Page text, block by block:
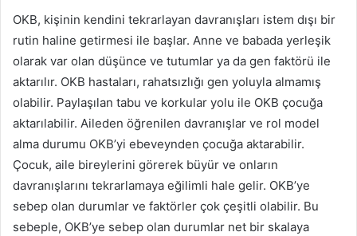
OKB, kişinin kendini tekrarlayan davranışları istem dışı bir
rutin haline getirmesi ile başlar. Anne ve babada yerleşik
olarak var olan düşünce ve tutumlar ya da gen faktörü ile
aktarılır. OKB hastaları, rahatsızlığı gen yoluyla almamış
olabilir. Paylaşılan tabu ve korkular yolu ile OKB çocuğa
aktarılabilir. Aileden öğrenilen davranışlar ve rol model
alma durumu OKB’yi ebeveynden çocuğa aktarabilir.
Çocuk, aile bireylerini görerek büyür ve onların
davranışlarını tekrarlamaya eğilimli hale gelir. OKB’ye
sebep olan durumlar ve faktörler çok çeşitli olabilir. Bu
sebeple, OKB’ye sebep olan durumlar net bir skalaya